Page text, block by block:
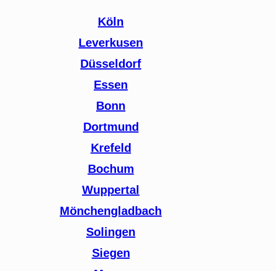
Köln
Leverkusen
Düsseldorf
Essen
Bonn
Dortmund
Krefeld
Bochum
Wuppertal
Mönchengladbach
Solingen
Siegen